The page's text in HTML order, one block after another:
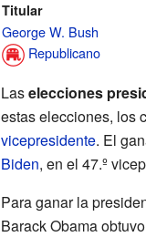
Titular
George W. Bush
Republicano
Laselecciones
estas elecciones, los
vicepresidente. El
Biden, en el 47.º
Para ganar la
Barack Obama